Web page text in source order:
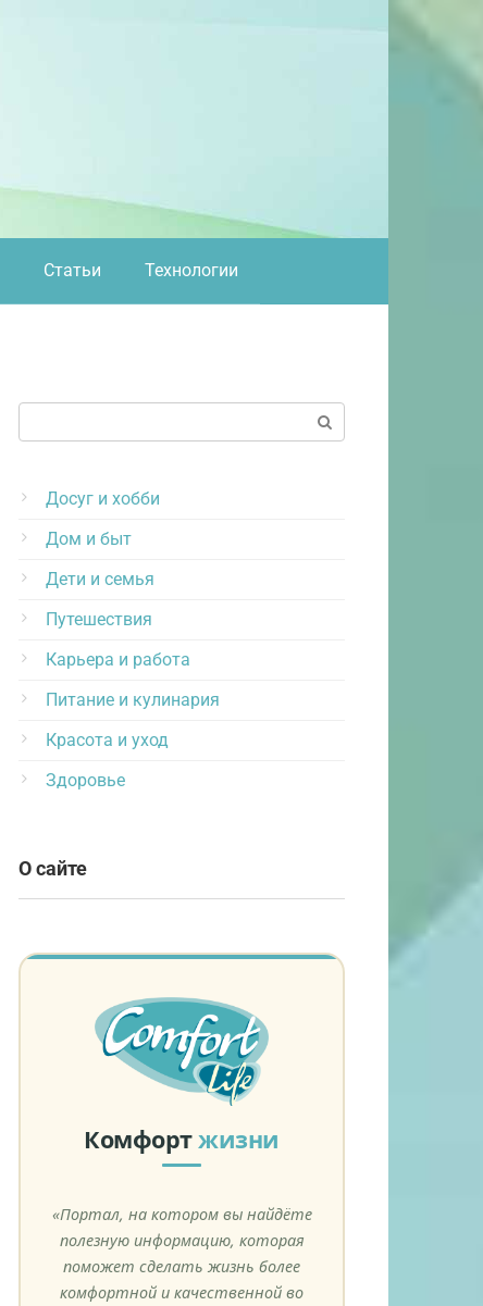
Статьи Технологии
Досуг и хобби
Дом и быт
Дети и семья
Путешествия
Карьера и работа
Питание и кулинария
Красота и уход
Здоровье
О сайте
Комфортжизни
«Портал, на котором вы найдёте
полезную информацию, которая
поможет сделать жизнь более
комфортной и качественной во